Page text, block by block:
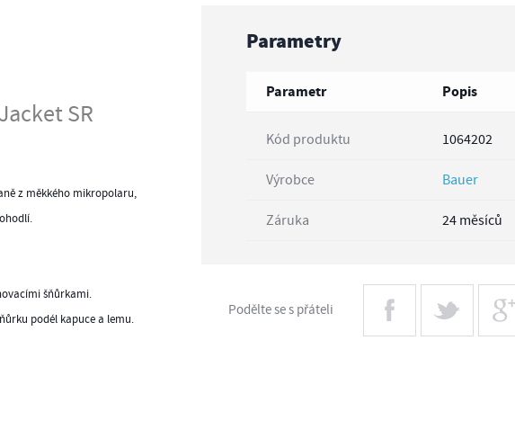
SR
z měkkého mikropolaru,
šňůrkami.
podél kapuce a lemu.
Parametry
Parametr Popis
Kód produktu 1064202
Výrobce Bauer
Záruka 24 měsíců
Podělte se s přáteli